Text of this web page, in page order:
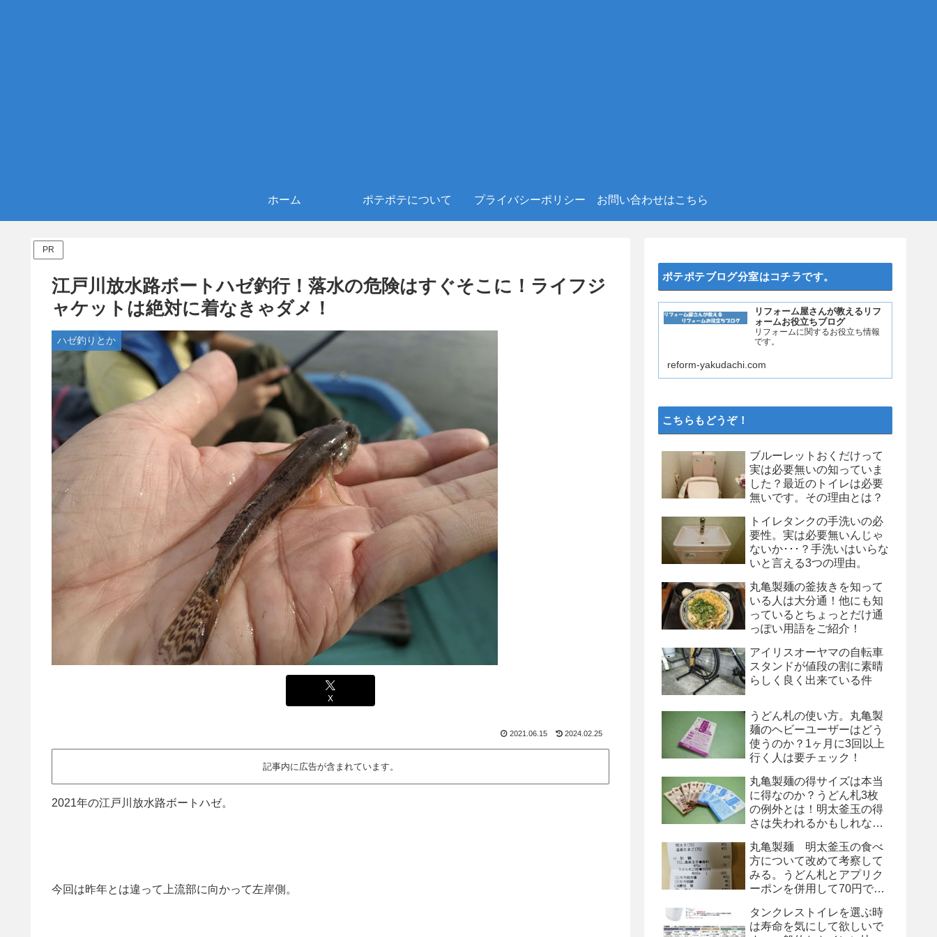
ホーム ポテポテについて プライバシーポリシー お問い合わせはこちら
PR
江戸川放水路ボートハゼ釣行！落水の危険はすぐそこに！ライフジ
ャケットは絶対に着なきゃダメ！
ハゼ釣りとか
X
2021.06.15 2024.02.25
記事内に広告が含まれています。
2021年の江戸川放水路ボートハゼ。
今回は昨年とは違って上流部に向かって左岸側。
ポテポテブログ分室はコチラです。
リフォーム屋さんが教えるリフ
ォームお役立ちブログ
リフォームに関するお役立ち情報
です。
reform-yakudachi.com
こちらもどうぞ！
ブルーレットおくだけって
実は必要無いの知っていま
した？最近のトイレは必要
無いです。その理由とは？
トイレタンクの手洗いの必
要性。実は必要無いんじゃ
ないか･･･？手洗いはいらな
いと言える3つの理由。
丸亀製麺の釜抜きを知って
いる人は大分通！他にも知
っているとちょっとだけ通
っぽい用語をご紹介！
アイリスオーヤマの自転車
スタンドが値段の割に素晴
らしく良く出来ている件
うどん札の使い方。丸亀製
麺のヘビーユーザーはどう
使うのか？1ヶ月に3回以上
行く人は要チェック！
丸亀製麺の得サイズは本当
に得なのか？うどん札3枚
の例外とは！明太釜玉の得
さは失われるかもしれな
丸亀製麺 明太釜玉の食べ
方について改めて考察して
みる。うどん札とアプリク
ーポンを併用して70円で
タンクレストイレを選ぶ時
は寿命を気にして欲しいで